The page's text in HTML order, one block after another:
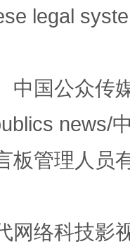
山西：
legal
中国公众传
news/
板管理人员
网络科技影